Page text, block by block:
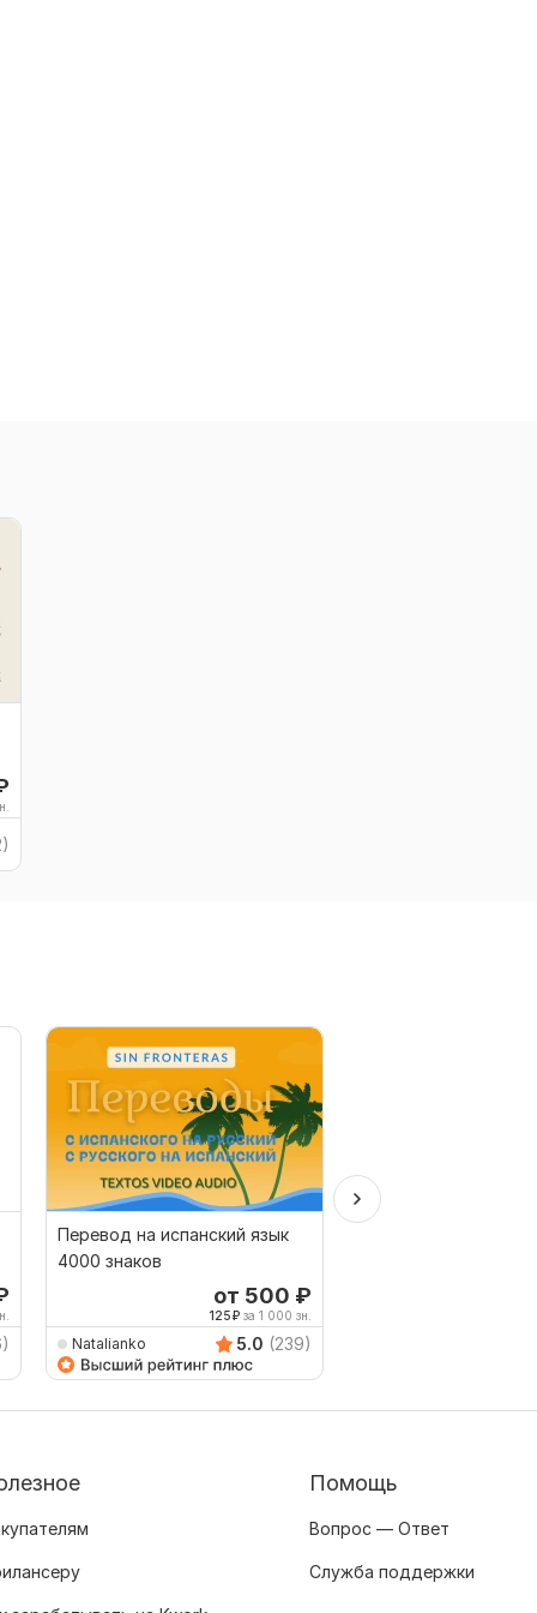
Перевод на испанский язык
4000 знаков
от 500 ₽
125₽ за 1 000 зн.
Natalianko 5.0 (239)
Помощь
Вопрос — Ответ
Служба поддержки